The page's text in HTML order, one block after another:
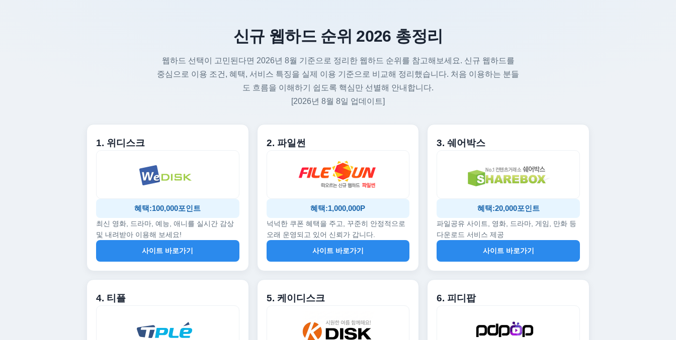
신규 웹하드 순위 2026 총정리
웹하드 선택이 고민된다면 2026년 8월 기준으로 정리한 웹하드 순위를 참고해보세요. 신규 웹하드를
중심으로 이용 조건, 혜택, 서비스 특징을 실제 이용 기준으로 비교해 정리했습니다. 처음 이용하는 분들
도 흐름을 이해하기 쉽도록 핵심만 선별해 안내합니다.
[2026년 8월 8일 업데이트]
1. 위디스크
혜택:100,000포인트
최신 영화, 드라마, 예능, 애니를 실시간 감상
및 내려받아 이용해 보세요!
사이트 바로가기
2. 파일썬
혜택:1,000,000P
넉넉한 쿠폰 혜택을 주고, 꾸준히 안정적으로
오래 운영되고 있어 신뢰가 갑니다.
사이트 바로가기
3. 쉐어박스
혜택:20,000포인트
파일공유 사이트, 영화, 드라마, 게임, 만화 등
다운로드 서비스 제공
사이트 바로가기
4. 티플 5. 케이디스크 6. 피디팝